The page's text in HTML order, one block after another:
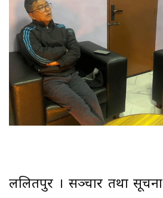
ललितपुर । सञ्चार तथा सूचना